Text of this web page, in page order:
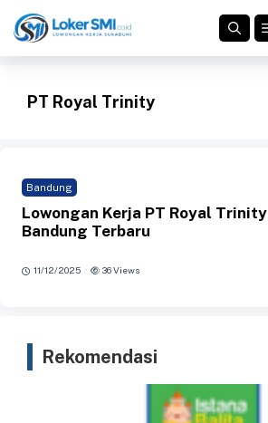
ke
PT Royal Trinity
Bandung
Lowongan Kerja PT Royal Trinity
Bandung Terbaru
11/12/2025 · 36 Views
Rekomendasi